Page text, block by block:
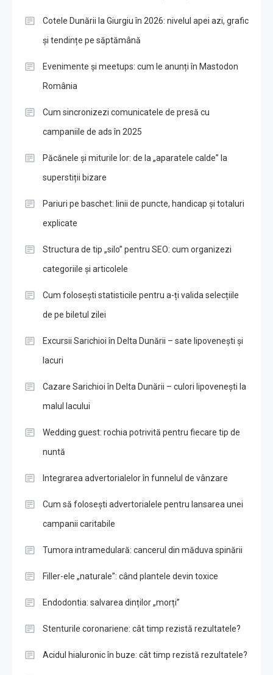
Cotele Dunării la Giurgiu în 2026: nivelul apei azi, grafic
și tendințe pe săptămână
Evenimente și meetups: cum le anunți în Mastodon
România
Cum sincronizezi comunicatele de presă cu
campaniile de ads în 2025
Păcănele și miturile lor: de la „aparatele calde” la
superstiții bizare
Pariuri pe baschet: linii de puncte, handicap și totaluri
explicate
Structura de tip „silo” pentru SEO: cum organizezi
categoriile și articolele
Cum folosești statisticile pentru a-ți valida selecțiile
de pe biletul zilei
Excursii Sarichioi în Delta Dunării – sate lipovenești și
lacuri
Cazare Sarichioi în Delta Dunării – culori lipovenești la
malul lacului
Wedding guest: rochia potrivită pentru fiecare tip de
nuntă
Integrarea advertorialelor în funnelul de vânzare
Cum să folosești advertorialele pentru lansarea unei
campanii caritabile
Tumora intramedulară: cancerul din măduva spinării
Filler-ele „naturale”: când plantele devin toxice
Endodontia: salvarea dinților „morți”
Stenturile coronariene: cât timp rezistă rezultatele?
Acidul hialuronic în buze: cât timp rezistă rezultatele?